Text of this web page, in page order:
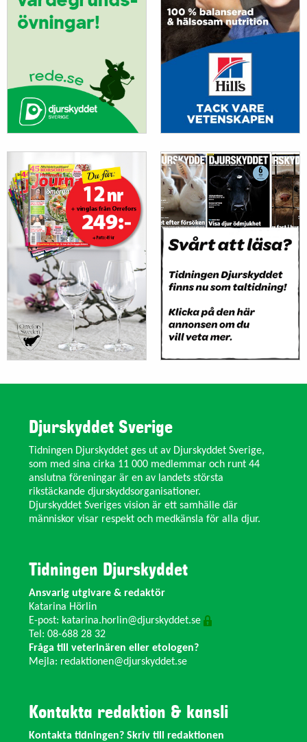
Djurskyddet Sverige
Tidningen Djurskyddet ges ut av Djurskyddet Sverige,
som med sina cirka 11 000 medlemmar och runt 44
anslutna föreningar är en av landets största
rikstäckande djurskyddsorganisationer.
Djurskyddet Sveriges vision är ett samhälle där
människor visar respekt och medkänsla för alla djur.
Tidningen Djurskyddet
Ansvarig utgivare & redaktör
Katarina Hörlin
E-post: katarina.horlin@djurskyddet.se
Tel: 08-688 28 32
Fråga till veterinären eller etologen?
Mejla: redaktionen@djurskyddet.se
Kontakta redaktion & kansli
Kontakta tidningen? Skriv till redaktionen